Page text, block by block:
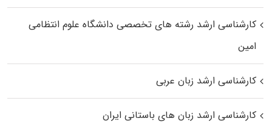
کارشناسی ارشد رﺷﺘﻪ ﻫﺎی تخصصی داﻧﺸﮕﺎه ﻋﻠﻮم انتظامی
اﻣﻴﻦ
کارشناسی ارشد زبان عربی
کارشناسی ارشد زبان‌ های باستانی ایران